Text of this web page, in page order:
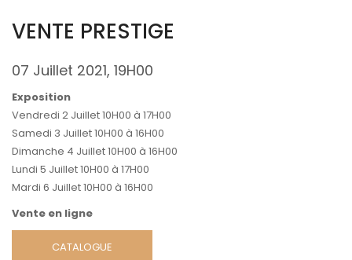
VENTE PRESTIGE
07 Juillet 2021, 19H00
Exposition
Vendredi 2 Juillet 10H00 à 17H00
Samedi 3 Juillet 10H00 à 16H00
Dimanche 4 Juillet 10H00 à 16H00
Lundi 5 Juillet 10H00 à 17H00
Mardi 6 Juillet 10H00 à 16H00
Vente en ligne
CATALOGUE